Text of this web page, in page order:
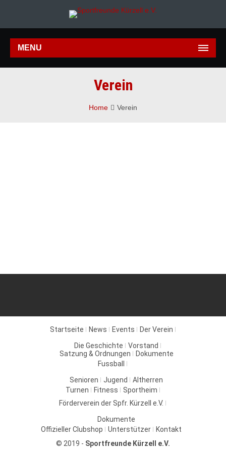
MENU
Verein
Home Verein
Startseite News Events
Der Verein
Die Geschichte
Vorstand
Satzung & Ordnungen
Dokumente
Fussball
Senioren
Jugend
Altherren
Turnen
Fitness
Sportheim
Förderverein der Spfr. Kürzell e.V.
Dokumente
Offizieller Clubshop
Unterstützer
Kontakt
© 2019 - Sportfreunde Kürzell e.V.